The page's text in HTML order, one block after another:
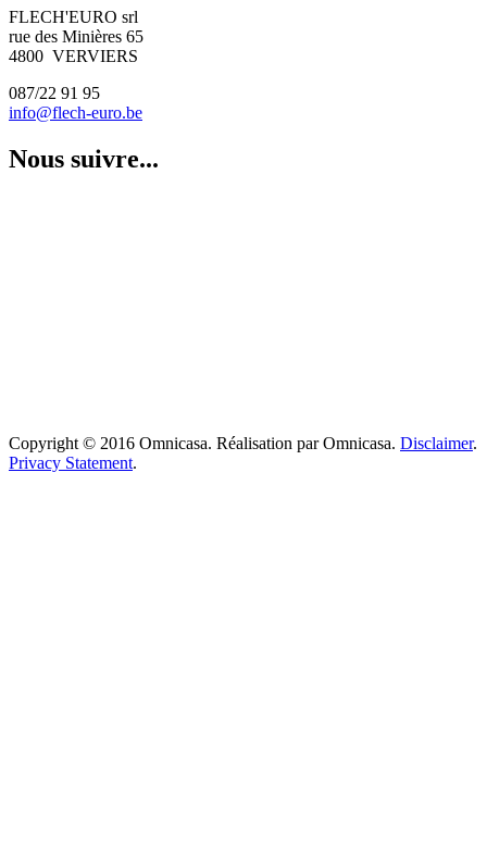
FLECH'EURO srl
rue des Minières 65
4800 VERVIERS
087/22 91 95
info@flech-euro.be
Nous suivre...
Copyright © 2016 Omnicasa. Réalisation par Omnicasa. Disclaimer.
Privacy Statement.